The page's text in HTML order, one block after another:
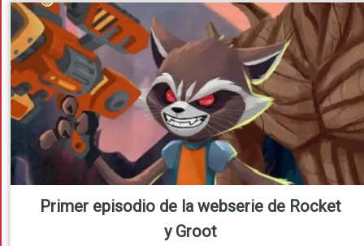
Primer episodio de la webserie de Rocket
y Groot